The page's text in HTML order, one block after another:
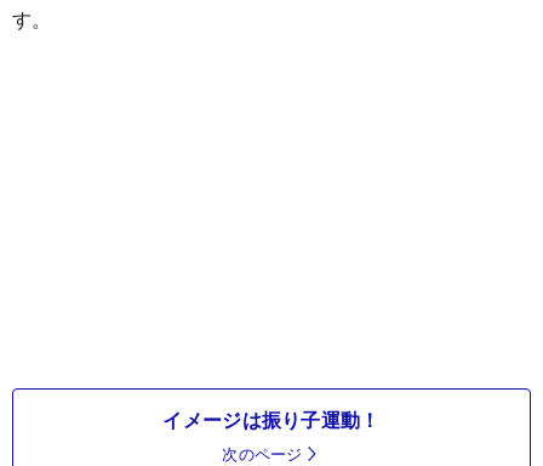
す。
イメージは振り子運動！
次のページ